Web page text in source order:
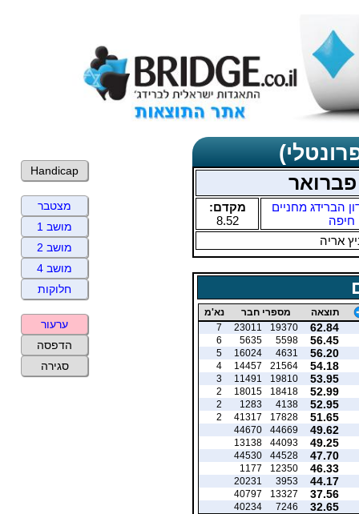
פברואר
הברידג מחניים
חיפה
מקדם:
8.52
אריה
תוצאה מספרי חבר נא'מ
62.84
19370
23011
7
56.45
5598
5635
6
56.20
4631
16024
5
54.18
21564
14457
4
53.95
19810
11491
3
52.99
18418
18015
2
52.95
4138
1283
2
51.65
17828
41317
2
49.62
44669
44670
49.25
44093
13138
47.70
44528
44530
46.33
12350
1177
44.17
3953
20231
37.56
13327
40797
32.65
7246
40234
Handicap
מצטבר
מושב 1
מושב 2
מושב 4
חלוקות
ערעור
הדפסה
סגירה